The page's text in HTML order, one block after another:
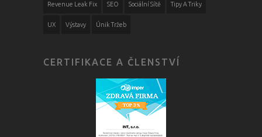
Revenue Leak Fix SEO Sociální Sítě Tipy A Triky
UX Výstavy Únik Tržeb
CERTIFIKACE A ČLENSTVÍ